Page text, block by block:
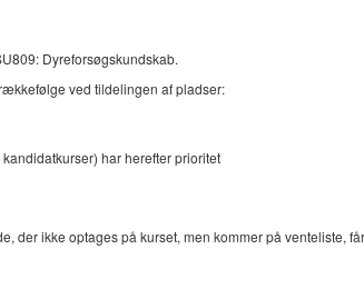
Dyreforsøgskundskab.
ved tildelingen af pladser:
har herefter prioritet
ikke optages på kurset, men kommer på venteliste,